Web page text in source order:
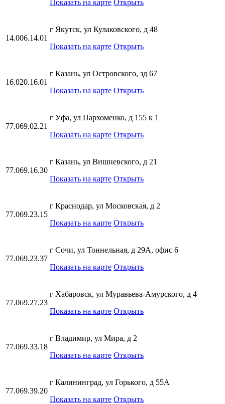
Показать на карте Открыть
14.006.14.01
г Якутск, ул Кулаковского, д 48
Показать на карте Открыть
16.020.16.01
г Казань, ул Островского, зд 67
Показать на карте Открыть
77.069.02.21
г Уфа, ул Пархоменко, д 155 к 1
Показать на карте Открыть
77.069.16.30
г Казань, ул Вишневского, д 21
Показать на карте Открыть
77.069.23.15
г Краснодар, ул Московская, д 2
Показать на карте Открыть
77.069.23.37
г Сочи, ул Тоннельная, д 29А, офис 6
Показать на карте Открыть
77.069.27.23
г Хабаровск, ул Муравьева-Амурского, д 4
Показать на карте Открыть
77.069.33.18
г Владимир, ул Мира, д 2
Показать на карте Открыть
77.069.39.20
г Калининград, ул Горького, д 55А
Показать на карте Открыть